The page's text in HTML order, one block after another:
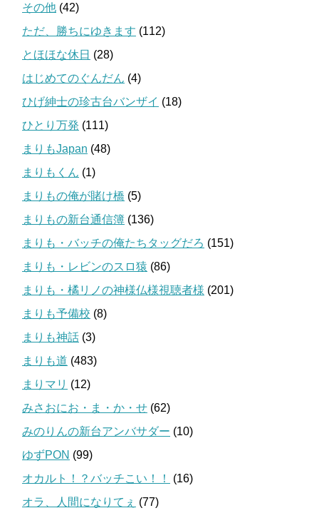
その他 (42)
ただ、勝ちにゆきます (112)
とほほな休日 (28)
はじめてのぐんだん (4)
ひげ紳士の珍古台バンザイ (18)
ひとり万発 (111)
まりもJapan (48)
まりもくん (1)
まりもの俺が賭け橋 (5)
まりもの新台通信簿 (136)
まりも・バッチの俺たちタッグだろ (151)
まりも・レビンのスロ猿 (86)
まりも・橘リノの神様仏様視聴者様 (201)
まりも予備校 (8)
まりも神話 (3)
まりも道 (483)
まりマリ (12)
みさおにお・ま・か・せ (62)
みのりんの新台アンバサダー (10)
ゆずPON (99)
オカルト！？バッチこい！！
(16)
オラ、人間になりてぇ (77)